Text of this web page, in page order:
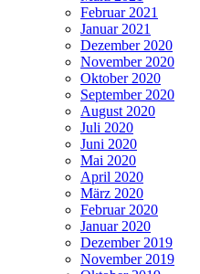
Februar 2021
Januar 2021
Dezember 2020
November 2020
Oktober 2020
September 2020
August 2020
Juli 2020
Juni 2020
Mai 2020
April 2020
März 2020
Februar 2020
Januar 2020
Dezember 2019
November 2019